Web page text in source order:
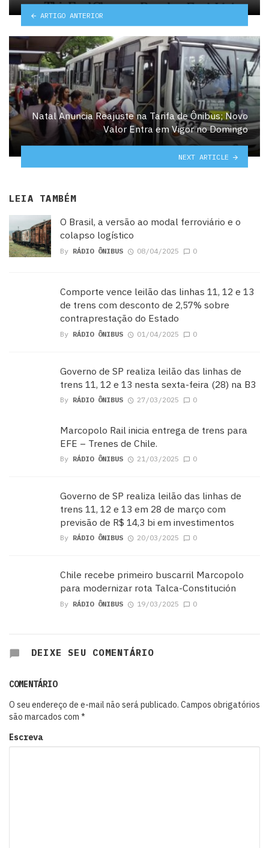
ARTIGO ANTERIOR
Natal Anuncia Reajuste na Tarifa de Ônibus; Novo
Valor Entra em Vigor no Domingo
NEXT ARTICLE
LEIA TAMBÉM
O Brasil, a versão ao modal ferroviário e o
colapso logístico
By RÁDIO ÔNIBUS 08/04/2025 0
Comporte vence leilão das linhas 11, 12 e 13
de trens com desconto de 2,57% sobre
contraprestação do Estado
By RÁDIO ÔNIBUS 01/04/2025 0
Governo de SP realiza leilão das linhas de
trens 11, 12 e 13 nesta sexta-feira (28) na B3
By RÁDIO ÔNIBUS 27/03/2025 0
Marcopolo Rail inicia entrega de trens para
EFE – Trenes de Chile.
By RÁDIO ÔNIBUS 21/03/2025 0
Governo de SP realiza leilão das linhas de
trens 11, 12 e 13 em 28 de março com
previsão de R$ 14,3 bi em investimentos
By RÁDIO ÔNIBUS 20/03/2025 0
Chile recebe primeiro buscarril Marcopolo
para modernizar rota Talca-Constitución
By RÁDIO ÔNIBUS 19/03/2025 0
DEIXE SEU COMENTÁRIO
COMENTÁRIO
O seu endereço de e-mail não será publicado. Campos obrigatórios
são marcados com *
Escreva